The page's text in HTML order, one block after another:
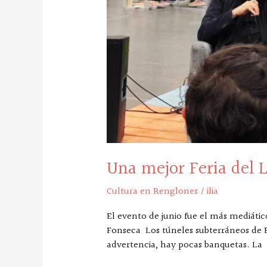
Una mejor Feria del
Cultura en Renglones / ilia
El evento de junio fue el más
Fonseca Los túneles subterráneos
advertencia, hay pocas banquetas. La